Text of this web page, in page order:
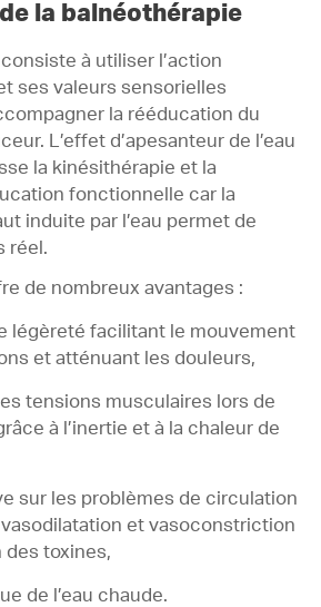
la balnéothérapie
à utiliser l’action
ses valeurs sensorielles
la rééducation du
L’effet d’apesanteur de l’eau
la kinésithérapie et la
fonctionnelle car la
induite par l’eau permet de
réel.
de nombreux avantages :
légèreté facilitant le mouvement
et atténuant les douleurs,
tensions musculaires lors de
à l’inertie et à la chaleur de
sur les problèmes de circulation
et vasoconstriction
des toxines,
de l’eau chaude.